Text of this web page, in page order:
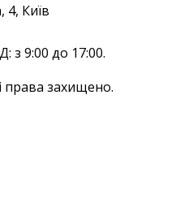
4, Київ
з 9:00 до 17:00.
права захищено.